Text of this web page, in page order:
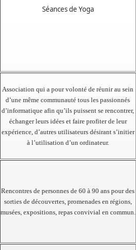
Séances de Yoga
Association qui a pour volonté de réunir au sein
d’une même communauté tous les passionnés
d’informatique afin qu’ils puissent se rencontrer,
échanger leurs idées et faire profiter de leur
expérience, d’autres utilisateurs désirant s’initier
à l’utilisation d’un ordinateur.
Rencontres de personnes de 60 à 90 ans pour des
sorties de découvertes, promenades en régions,
musées, expositions, repas convivial en commun.